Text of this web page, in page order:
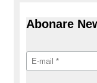
Abonare